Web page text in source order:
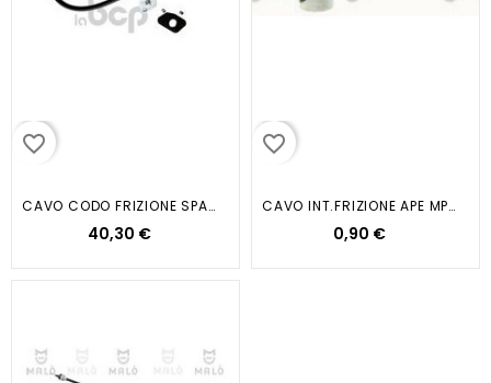
favorite_border
CAVO CODO FRIZIONE SPARK
40,30 €
favorite_border
CAVO INT.FRIZIONE APE MP (FILO1...
0,90 €